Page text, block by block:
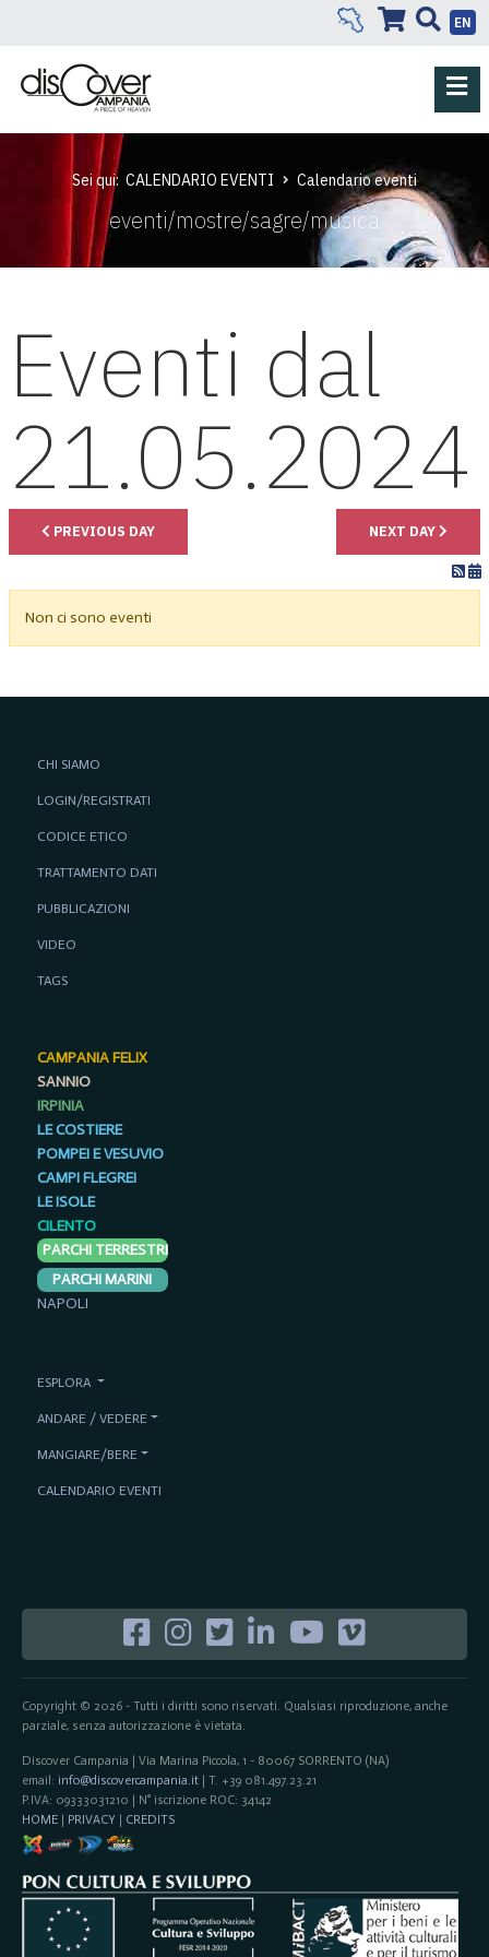
EN
Sei qui: CALENDARIO EVENTI Calendario eventi
eventi/mostre/sagre/musica
Eventi dal
21.05.2024
PREVIOUS DAY NEXT DAY
Non ci sono eventi
Copyright © 2026 - Tutti i diritti sono riservati. Qualsiasi riproduzione, anche
parziale, senza autorizzazione è vietata.
Discover Campania | Via Marina Piccola, 1 - 80067 SORRENTO (NA)
email: info@discovercampania.it| T. +39 081.497.23.21
P.IVA: 09333031210 | N° iscrizione ROC: 34142
HOME| PRIVACY | CREDITS
CHI SIAMO
LOGIN/REGISTRATI
CODICE ETICO
TRATTAMENTO DATI
PUBBLICAZIONI
VIDEO
TAGS
CAMPANIA FELIX
SANNIO
IRPINIA
LE COSTIERE
POMPEI E VESUVIO
CAMPI FLEGREI
LE ISOLE
CILENTO
PARCHI TERRESTRI
PARCHI MARINI
NAPOLI
ESPLORA
ANDARE / VEDERE
MANGIARE/BERE
CALENDARIO EVENTI